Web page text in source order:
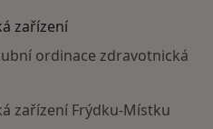
zařízení
ordinace zdravotnická
zařízení Frýdku-Místku